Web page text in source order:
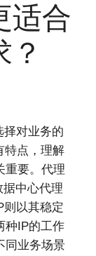
适合
择对业务的
特点，理解
重要。代理
中心代理
以其稳定
种IP的工作
同业务场景